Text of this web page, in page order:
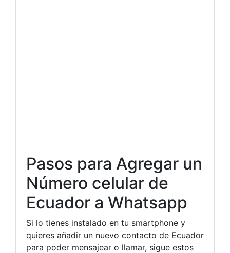
Pasos para Agregar un
Número celular de
Ecuador a Whatsapp
Si lo tienes instalado en tu smartphone y
quieres añadir un nuevo contacto de Ecuador
para poder mensajear o llamar, sigue estos